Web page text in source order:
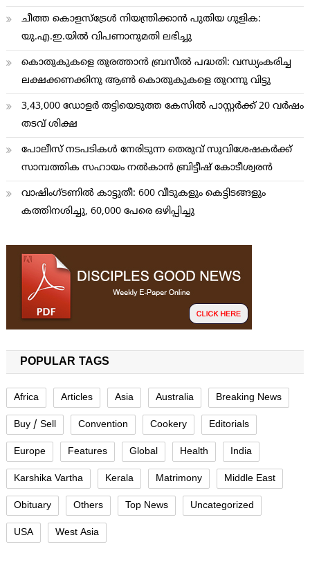
ചീത്ത കൊളസ്ട്രേള്‍ നിയന്ത്രിക്കാന്‍ പുതിയ ഗുളിക:
യു.എ.ഇ.യില്‍ വിപണാനുമതി ലഭിച്ചു
കൊതുകുകളെ തുരത്താന്‍ ബ്രസീല്‍ പദ്ധതി: വന്ധ്യംകരിച്ച
ലക്ഷക്കണക്കിനു ആണ്‍ കൊതുകുകളെ തുറന്നു വിട്ടു
3,43,000 ഡോളര്‍ തട്ടിയെടുത്ത കേസില്‍ പാസ്റ്റര്‍ക്ക് 20 വര്‍ഷം
തടവ് ശിക്ഷ
പോലീസ് നടപടികള്‍ നേരിടുന്ന തെരുവ് സുവിശേഷകര്‍ക്ക്
സാമ്പത്തിക സഹായം നല്‍കാന്‍ ബ്രിട്ടീഷ് കോടീശ്വരന്‍
വാഷിംഗ്ടണില്‍ കാട്ടുതീ: 600 വീടുകളും കെട്ടിടങ്ങളും
കത്തിനശിച്ചു, 60,000 പേരെ ഒഴിപ്പിച്ചു
POPULAR TAGS
Africa Articles Asia Australia Breaking News
Buy / Sell Convention Cookery Editorials
Europe Features Global Health India
Karshika Vartha Kerala Matrimony Middle East
Obituary Others Top News Uncategorized
USA West Asia